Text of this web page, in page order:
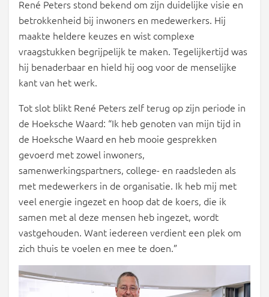
René Peters stond bekend om zijn duidelijke visie en
betrokkenheid bij inwoners en medewerkers. Hij
maakte heldere keuzes en wist complexe
vraagstukken begrijpelijk te maken. Tegelijkertijd was
hij benaderbaar en hield hij oog voor de menselijke
kant van het werk.
Tot slot blikt René Peters zelf terug op zijn periode in
de Hoeksche Waard: “Ik heb genoten van mijn tijd in
de Hoeksche Waard en heb mooie gesprekken
gevoerd met zowel inwoners,
samenwerkingspartners, college- en raadsleden als
met medewerkers in de organisatie. Ik heb mij met
veel energie ingezet en hoop dat de koers, die ik
samen met al deze mensen heb ingezet, wordt
vastgehouden. Want iedereen verdient een plek om
zich thuis te voelen en mee te doen.”